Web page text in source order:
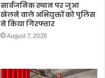
सार्वजनिक स्थान पर जुआ
खेलने वाले अभियुक्तों को पुलिस
ने किया गिरफ्तार
August 7, 2026